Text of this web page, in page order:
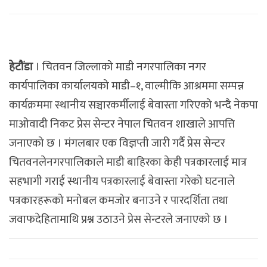
हेटौंडा। चितवन जिल्लाको माडी नगरपालिका नगर
कार्यपालिका कार्यालयको माडी–१, वाल्मीकि आश्रममा सम्पन्न
कार्यक्रममा स्थानीय सञ्चारकर्मीलाई बेवास्ता गरिएको भन्दै नेकपा
माओवादी निकट प्रेस सेन्टर नेपाल चितवन शाखाले आपत्ति
जनाएको छ । मंगलबार एक विज्ञप्ती जारी गर्दै प्रेस सेन्टर
चितवनलेनगरपालिकाले माडी बाहिरका केही पत्रकारलाई मात्र
सहभागी गराई स्थानीय पत्रकारलाई बेवास्ता गरेको घटनाले
पत्रकारहरूको मनोबल कमजोर बनाउने र पारदर्शिता तथा
जवाफदेहितामाथि प्रश्न उठाउने प्रेस सेन्टरले जनाएको छ ।